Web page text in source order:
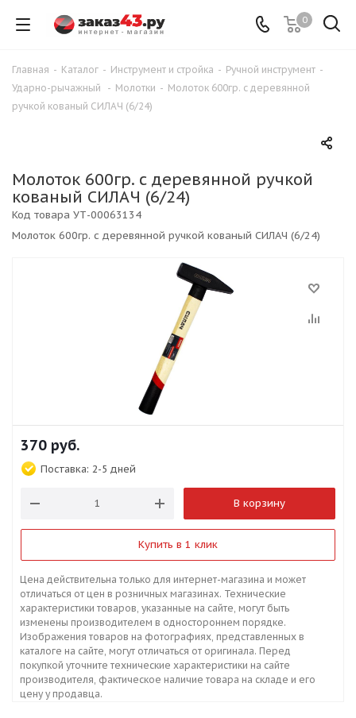
0
Главная - Каталог - Инструмент и стройка - Ручной инструмент -
Ударно-рычажный
- Молотки - Молоток 600гр. с деревянной
ручкой кованый СИЛАЧ (6/24)
Молоток 600гр. с деревянной ручкой
кованый СИЛАЧ (6/24)
Молоток 600гр. с деревянной ручкой кованый СИЛАЧ (6/24)
Код товара УТ-00063134
370 руб.
Поставка: 2-5 дней
В корзину
Купить в 1 клик
Цена действительна только для интернет-магазина и может
отличаться от цен в розничных магазинах. Технические
характеристики товаров, указанные на сайте, могут быть
изменены производителем в одностороннем порядке.
Изображения товаров на фотографиях, представленных в
каталоге на сайте, могут отличаться от оригинала. Перед
покупкой уточните технические характеристики на сайте
производителя, фактическое наличие товара на складе и его
цену у продавца.